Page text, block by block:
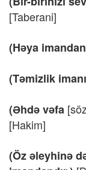
[Taberani]
(Həya
(Təmizlik
(Əhdə vəfa
[Hakim]
(Öz əleyhinə